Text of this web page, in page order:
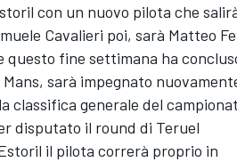
con un nuovo pilota che
Cavalieri poi, sarà Matteo
questo fine settimana ha
sarà impegnato
classifica generale del
disputato il round di Teruel
il pilota correrà proprio in